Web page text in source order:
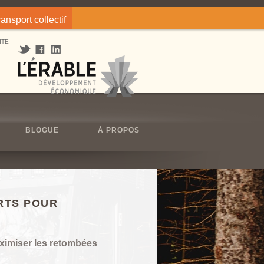
collectif
BLOGUE À PROPOS
POUR
les retombées